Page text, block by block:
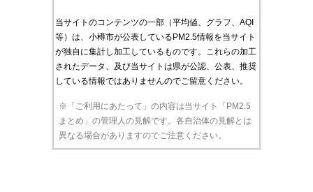
当サイトのコンテンツの一部（平均値、グラフ、AQI
等）は、小樽市が公表しているPM2.5情報を当サイト
が独自に集計し加工しているものです。これらの加工
されたデータ、及び当サイトは県が公認、公表、推奨
している情報ではありませんのでご留意ください。
※「ご利用にあたって」の内容は当サイト「PM2.5
まとめ」の管理人の見解です。各自治体の見解とは
異なる場合がありますのでご注意ください。